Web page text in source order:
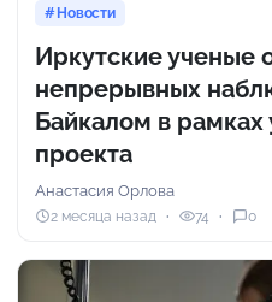
Новости
Иркутские ученые
непрерывных
Байкалом в рамках
проекта
Анастасия Орлова
2 месяца назад 74 0